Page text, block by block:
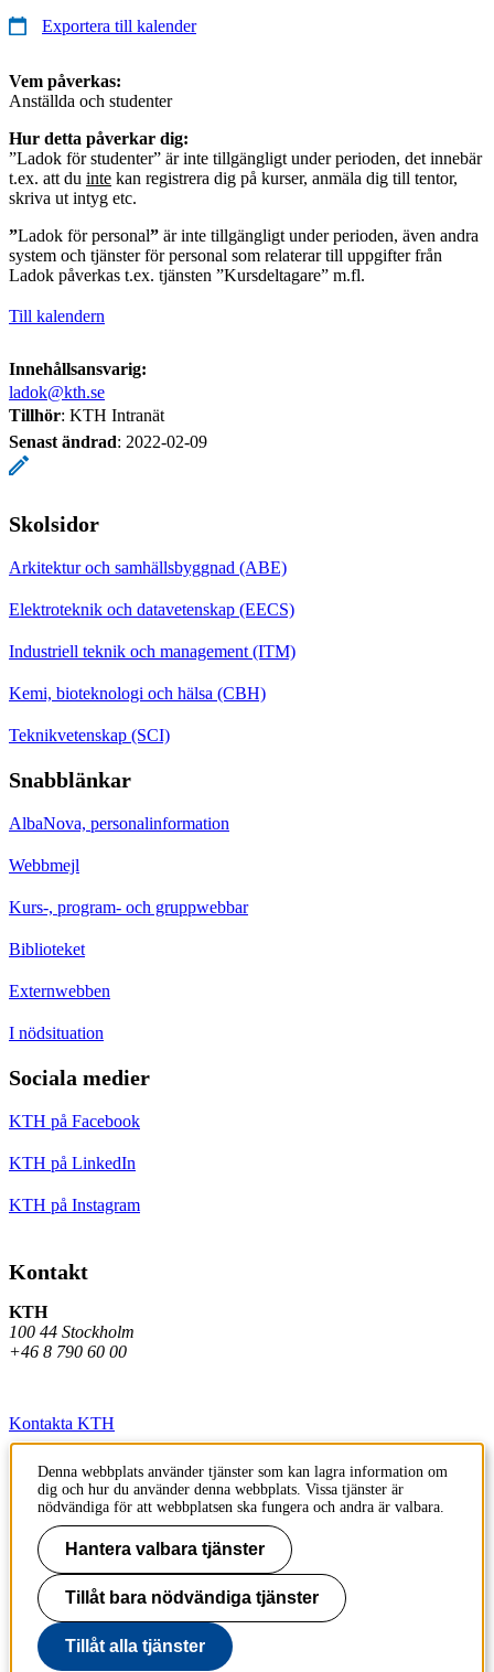
Exportera till kalender
Vem påverkas:
Anställda och studenter
Hur detta påverkar dig:
”Ladok för studenter” är inte tillgängligt under perioden, det innebär
t.ex. att du inte kan registrera dig på kurser, anmäla dig till tentor,
skriva ut intyg etc.
”Ladok för personal” är inte tillgängligt under perioden, även andra
system och tjänster för personal som relaterar till uppgifter från
Ladok påverkas t.ex. tjänsten ”Kursdeltagare” m.fl.
Till kalendern
Innehållsansvarig:
ladok@kth.se
Tillhör: KTH Intranät
Senast ändrad: 2022-02-09
Skolsidor
Arkitektur och samhällsbyggnad (ABE)
Elektroteknik och datavetenskap (EECS)
Industriell teknik och management (ITM)
Kemi, bioteknologi och hälsa (CBH)
Teknikvetenskap (SCI)
Snabblänkar
AlbaNova, personalinformation
Webbmejl
Kurs-, program- och gruppwebbar
Biblioteket
Externwebben
I nödsituation
Sociala medier
KTH på Facebook
KTH på LinkedIn
KTH på Instagram
Kontakt
KTH
100 44 Stockholm
+46 8 790 60 00
Kontakta KTH
Jobba på KTH
Press och media
Faktura och betalning KTH
Om KTH:s webbplatser
Tillgänglighetsredogörelse
Denna webbplats använder tjänster som kan lagra information om
dig och hur du använder denna webbplats. Vissa tjänster är
nödvändiga för att webbplatsen ska fungera och andra är valbara.
Hantera valbara tjänster
Tillåt bara nödvändiga tjänster
Tillåt alla tjänster